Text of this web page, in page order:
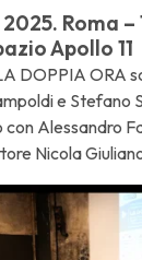
Roma –
Apollo 11
DOPPIA ORA
e Stefano
Alessandro
Nicola